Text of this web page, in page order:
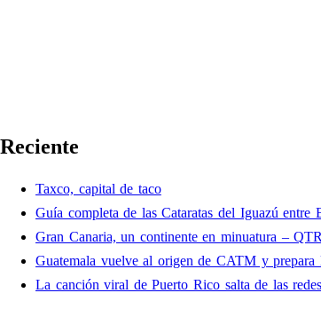
Reciente
Taxco, capital de taco
Guía completa de las Cataratas del Iguazú
Gran Canaria, un continente en minuatura –
Guatemala vuelve al origen de CATM y
La canción viral de Puerto Rico salta de las